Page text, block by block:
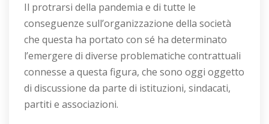
Il protrarsi della pandemia e di tutte le
conseguenze sull’organizzazione della società
che questa ha portato con sé ha determinato
l’emergere di diverse problematiche contrattuali
connesse a questa figura, che sono oggi oggetto
di discussione da parte di istituzioni, sindacati,
partiti e associazioni.